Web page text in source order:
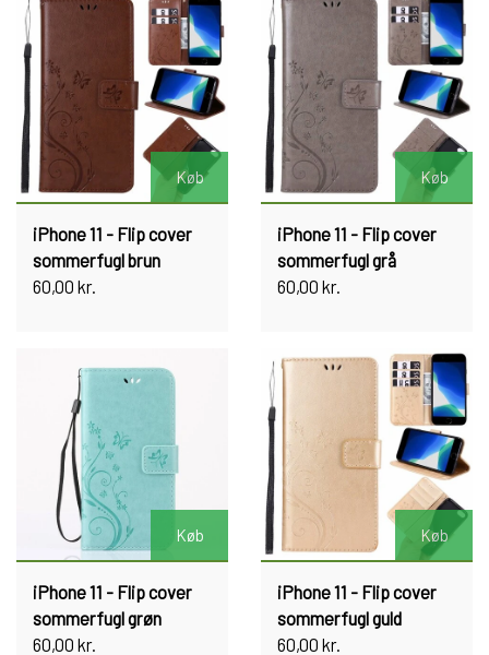
Køb
iPhone 11 - Flip cover
sommerfugl brun
60,00 kr.
Køb
iPhone 11 - Flip cover
sommerfugl grå
60,00 kr.
Køb
iPhone 11 - Flip cover
sommerfugl grøn
60,00 kr.
Køb
iPhone 11 - Flip cover
sommerfugl guld
60,00 kr.